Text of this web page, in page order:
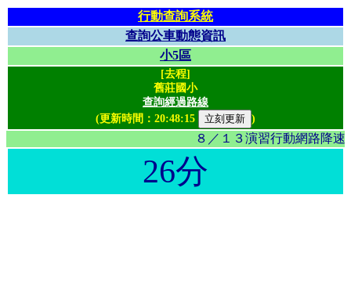
行動查詢系統
查詢公車動態資訊
小5區
[去程]
舊莊國小
查詢經過路線
(更新時間： 20:48:15 )
８／１３演習行動網路
26分